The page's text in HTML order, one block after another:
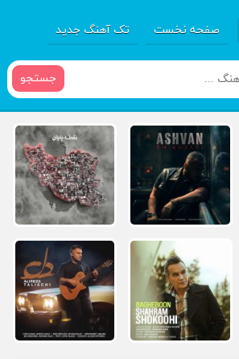
صفحه نخست تک آهنگ جدید
جستجو